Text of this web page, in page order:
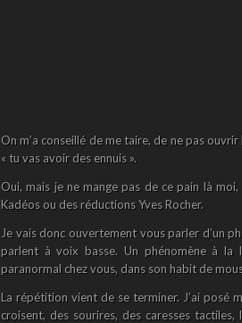
On m’a conseillé de me taire, de ne pas
« tu vas avoir des ennuis ».
Oui, mais je ne mange pas de ce pain là
Kadéos ou des réductions Yves Rocher.
Je vais donc ouvertement vous parler d’un
parlent à voix basse. Un phénomène à
paranormal chez vous, dans son habit de
La répétition vient de se terminer. J’ai posé
croisent, des sourires, des caresses tactiles,